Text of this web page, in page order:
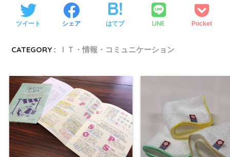
ツイート シェア はてブ LINE Pocket
CATEGORY : ＩＴ・情報・コミュニケーション